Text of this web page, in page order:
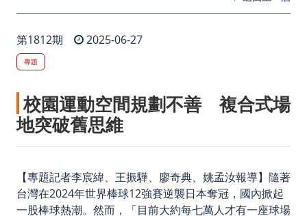
第1812期 2025-06-27
專題
校園運動空間規劃不善 複合式場
地突破舊思維
【專題記者李宸緯、王振驊、廖奇典、姚孟汝報導】隨著
台灣在2024年世界棒球12強賽逆襲日本奪冠，國內掀起
一股棒球熱潮。然而，「目前大約每七萬人才有一座球場